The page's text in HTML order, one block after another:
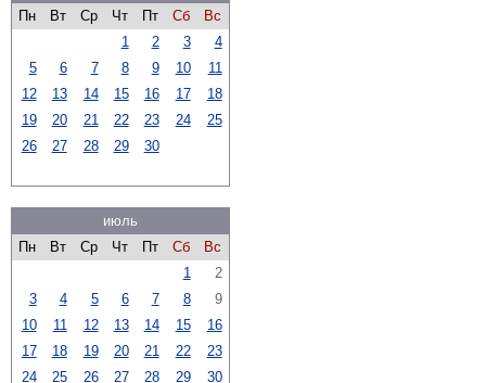
Пн
Вт Ср Чт Пт Сб
Вс
1
2 3
4
5
6 7 8 9 10
11
12
13 14 15 16 17
18
19
20 21 22 23 24
25
26
27 28 29 30
июль
Пн
Вт Ср Чт Пт Сб
Вс
1
2
3
4 5 6 7 8
9
10
11 12 13 14 15
16
17
18 19 20 21 22
23
24
25 26 27 28 29
30